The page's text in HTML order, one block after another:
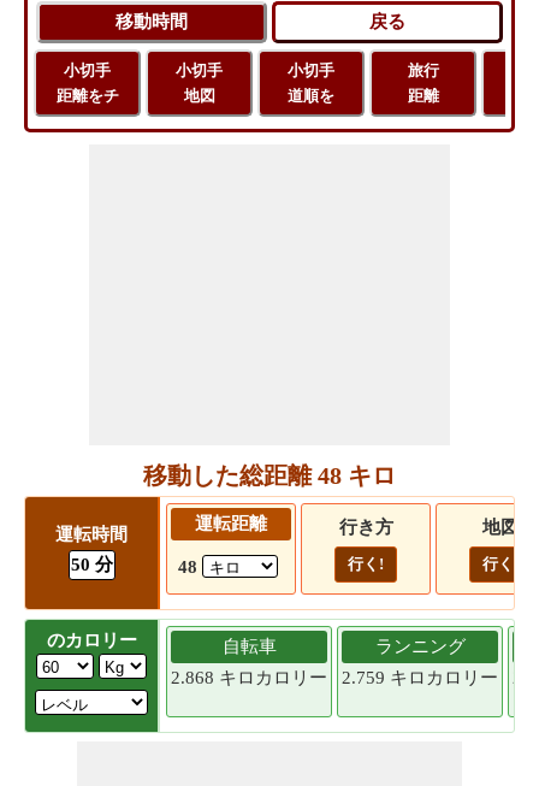
小切手
距離をチ
小切手
地図
小切手
道順を
旅行
距離
移動した総距離 48 キロ
運転時間
50 分
運転距離
48
行き方
行く!
地図
行く!
のカロリー
自転車
2.868 キロカロリー
ランニング
2.759 キロカロリー